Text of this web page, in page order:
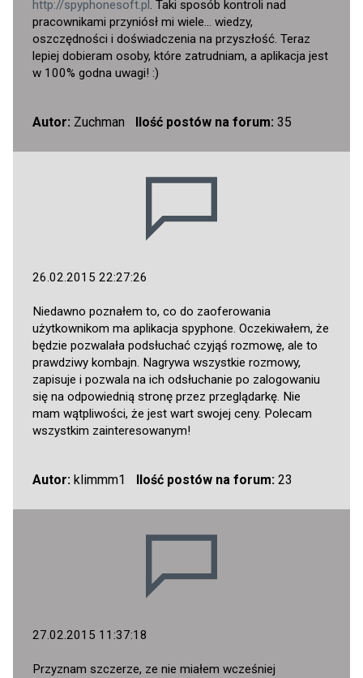
http://spyphonesoft.pl . Taki sposób kontroli nad
pracownikami przyniósł mi wiele… wiedzy,
oszczędności i doświadczenia na przyszłość. Teraz
lepiej dobieram osoby, które zatrudniam, a aplikacja jest
w 100% godna uwagi! :)
Autor: Zuchman Ilość postów na forum: 35
26.02.2015 22:27:26
Niedawno poznałem to, co do zaoferowania
użytkownikom ma aplikacja spyphone. Oczekiwałem, że
będzie pozwalała podsłuchać czyjąś rozmowę, ale to
prawdziwy kombajn. Nagrywa wszystkie rozmowy,
zapisuje i pozwala na ich odsłuchanie po zalogowaniu
się na odpowiednią stronę przez przeglądarkę. Nie
mam wątpliwości, że jest wart swojej ceny. Polecam
wszystkim zainteresowanym!
Autor: klimmm1 Ilość postów na forum:23
27.02.2015 11:37:18
Przyznam szczerze, ze nie miałem wcześniej